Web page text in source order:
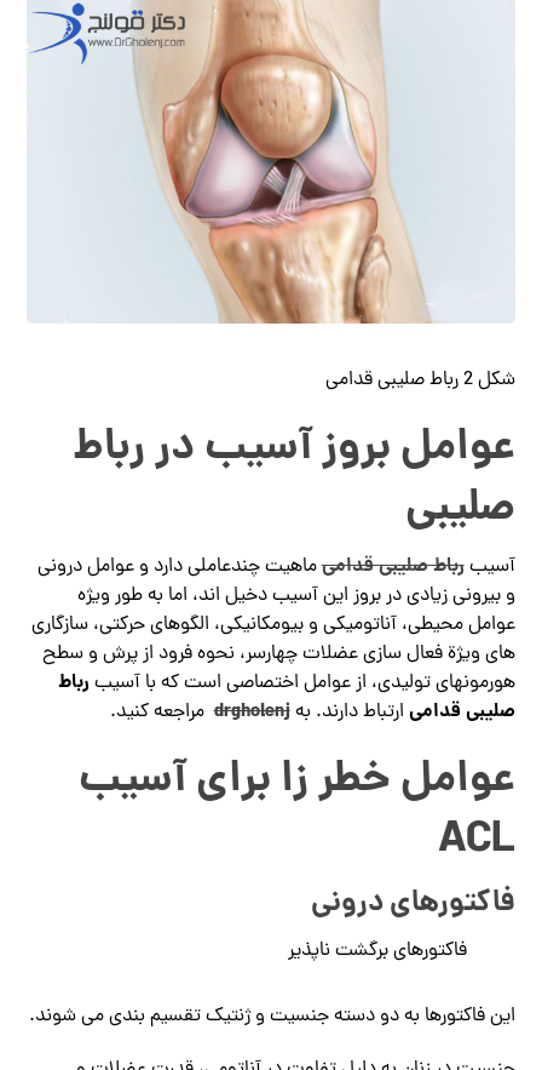
شکل 2 رباط صلیبی قدامی
عوامل بروز آسیب در رباط
صلیبی
آسیبرباط صلیبی قدامیماهیت چندعاملی دارد و عوامل درونی
و بیرونی زیادی در بروز این آسیب دخیل اند، اما به طور ویژه
عوامل محیطی، آناتومیکی و بیومکانیکی، الگوهای حرکتی، سازگاری
های ویژة فعال سازی عضلات چهارسر، نحوه فرود از پرش و سطح
هورمونهای تولیدی، از عوامل اختصاصی است که با آسیب رباط
صلیبی قدامی ارتباط دارند. بهdrgholenjمراجعه کنید.
عوامل خطر زا برای آسیب
ACL
فاکتورهای درونی
فاکتورهای برگشت ناپذیر
این فاکتورها به دو دسته جنسیت و ژنتیک تقسیم بندی می شوند.